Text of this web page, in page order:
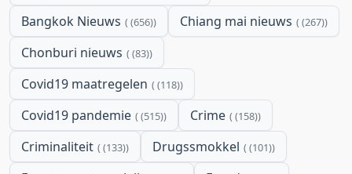
Bangkok Nieuws (656) Chiang mai nieuws (267)
Chonburi nieuws (83)
Covid19 maatregelen (118)
Covid19 pandemie (515) Crime (158)
Criminaliteit (133) Drugssmokkel (101)